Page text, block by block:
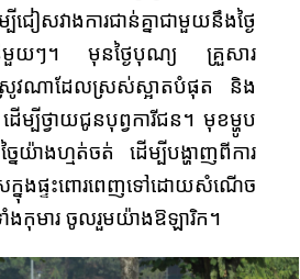
សវាង​ការ​ជាន់គ្នា​ជាមួយ​នឹង​ថ្ងៃ​
នីមួយៗ​។ មុន​ថ្ងៃ​បុណ្យ​ គ្រួសារ​
រូវណាដែលស្រស់ស្អាតបំផុត​ និង​
បី​ថ្វាយជូន​បុព្វការីជន​។ មុខម្ហូប​
ៃ​យ៉ាង​ហ្មត់ចត់ ដើម្បី​បង្ហាញ​ពី​ការ​
នុង​​ផ្ទះ​​ពោរពេញ​ទៅ​​ដោយ​​សំណើច​​
ង​​កុមារ​​​​ ចូល​រួម​​យ៉ាង​​ឱឡារិក​។